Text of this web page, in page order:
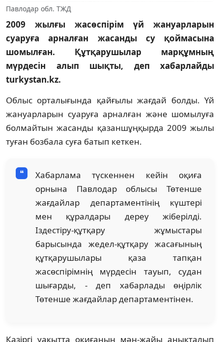
Павлодар обл. ТЖД
2009 жылғы жасөспірім үй жануарларын
суаруға арналған жасанды су қоймасына
шомылған. Құтқарушылар марқұмның
мүрдесін алып шықты, деп хабарлайды
turkystan.kz.
Облыс орталығында қайғылы жағдай болды. Үй
жануарларын суаруға арналған және шомылуға
болмайтын жасанды қазаншұңқырда 2009 жылы
туған бозбала суға батып кеткен.
Хабарлама түскеннен кейін оқиға
орнына Павлодар облысы Төтенше
жағдайлар департаментінің күштері
мен құралдары дереу жіберілді.
Іздестіру-құтқару жұмыстары
барысында жедел-құтқару жасағының
құтқарушылары қаза тапқан
жасөспірімнің мүрдесін тауып, судан
шығарды, - деп хабарлады өңірлік
Төтенше жағдайлар департаментінен.
Қазіргі уақытта оқиғаның мән-жайы анықталып